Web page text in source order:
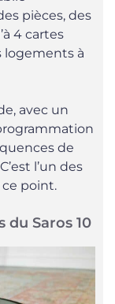
pièces, des
4 cartes
logements à
avec un
de
l’un des
point.
du Saros 10